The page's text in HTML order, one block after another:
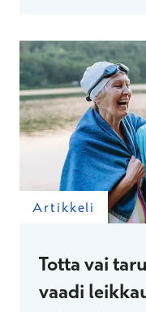
Artikkeli
Totta vai
vaadi